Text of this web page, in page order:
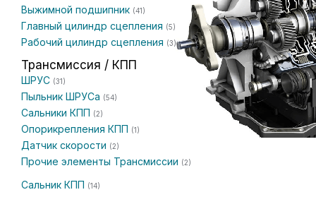
Выжимной подшипник (41)
Главный цилиндр сцепления (5)
Рабочий цилиндр сцепления (3)
Трансмиссия / КПП
ШРУС (31)
Пыльник ШРУСа (54)
Сальники КПП (2)
Опорикрепления КПП (1)
Датчик скорости (2)
Прочие элементы Трансмиссии (2)
Сальник КПП (14)